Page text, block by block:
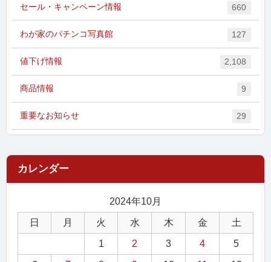
セール・キャンペーン情報 660
わが家のパチンコ写真館 127
値下げ情報 2,108
商品情報 9
重要なお知らせ 29
2024年10月
日 月 火 水 木 金 土
1 2 3 4 5